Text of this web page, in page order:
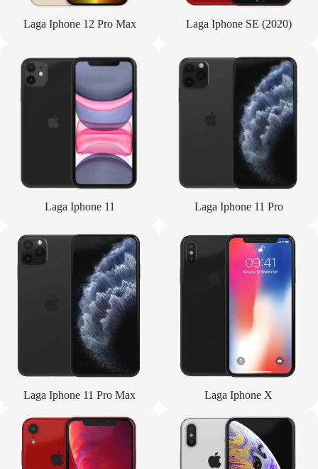
Laga Iphone 12 Pro Max Laga Iphone SE (2020)
Laga Iphone 11 Laga Iphone 11 Pro
Laga Iphone 11 Pro Max Laga Iphone X